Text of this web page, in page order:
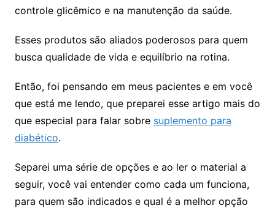
controle glicêmico e na manutenção da saúde.
Esses produtos são aliados poderosos para quem
busca qualidade de vida e equilíbrio na rotina.
Então, foi pensando em meus pacientes e em você
que está me lendo, que preparei esse artigo mais do
que especial para falar sobre suplemento para
diabético.
Separei uma série de opções e ao ler o material a
seguir, você vai entender como cada um funciona,
para quem são indicados e qual é a melhor opção